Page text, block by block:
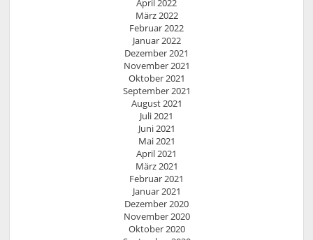
April 2022
März 2022
Februar 2022
Januar 2022
Dezember 2021
November 2021
Oktober 2021
September 2021
August 2021
Juli 2021
Juni 2021
Mai 2021
April 2021
März 2021
Februar 2021
Januar 2021
Dezember 2020
November 2020
Oktober 2020